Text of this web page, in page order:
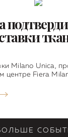
Milano Unica,
центре Fiera